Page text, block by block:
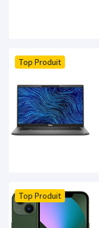
Top Produit
Top Produit